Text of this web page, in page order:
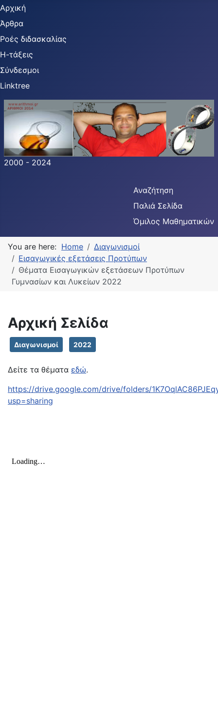
Αρχική
Άρθρα
Ροές διδασκαλίας
Η-τάξεις
Σύνδεσμοι
Linktree
2000 - 2024
Αναζήτηση
Παλιά Σελίδα
Όμιλος Μαθηματικών
You are here: Home
Διαγωνισμοί
Εισαγωγικές εξετάσεις Προτύπων
Θέματα Εισαγωγικών εξετάσεων Προτύπων
Γυμνασίων και Λυκείων 2022
Αρχική Σελίδα
Διαγωνισμοί 2022
Δείτε τα θέματα εδώ.
https://drive.google.com/drive/folders/
usp=sharing